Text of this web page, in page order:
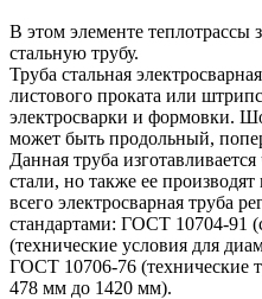
В этом элементе теплотрассы
стальную трубу.
Труба стальная
листового проката или
электросварки и формовки.
может быть продольный,
Данная труба
стали, но также ее
всего электросварная труба
стандартами: ГОСТ 10704-91
(технические условия для
ГОСТ 10706-76 (технические
478 мм до 1420 мм).